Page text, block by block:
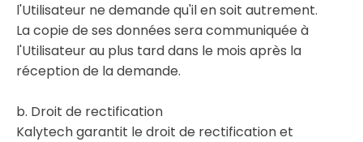
l'Utilisateur ne demande qu'il en soit autrement.
La copie de ses données sera communiquée à
l'Utilisateur au plus tard dans le mois après la
réception de la demande.
b. Droit de rectification
Kalytech garantit le droit de rectification et